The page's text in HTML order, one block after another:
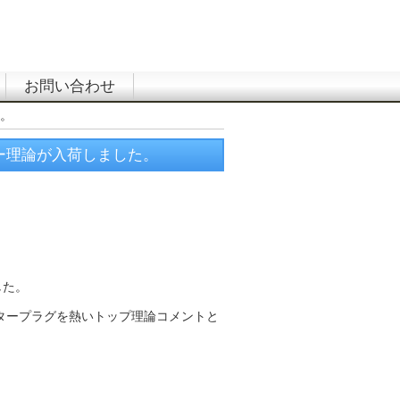
お問い合わせ
論が入荷しました。
。
プラグを熱いトップ理論コメントと